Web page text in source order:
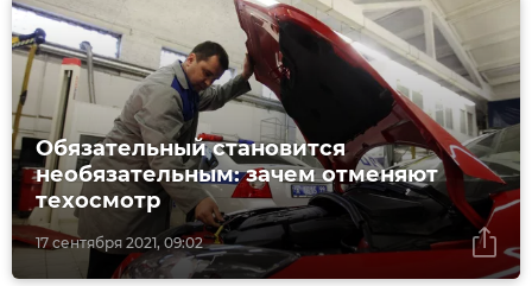
17 сентября 2021, 09:02
Обязательный становится
необязательным: зачем отменяют
техосмотр